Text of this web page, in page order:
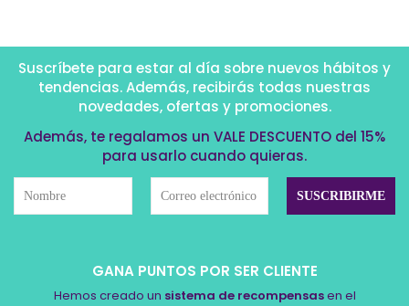
Suscríbete para estar al día sobre nuevos hábitos y
tendencias. Además, recibirás todas nuestras
novedades, ofertas y promociones.
Además, te regalamos un VALE DESCUENTO del 15%
para usarlo cuando quieras.
GANA PUNTOS POR SER CLIENTE
Hemos creado un sistema de recompensasen el